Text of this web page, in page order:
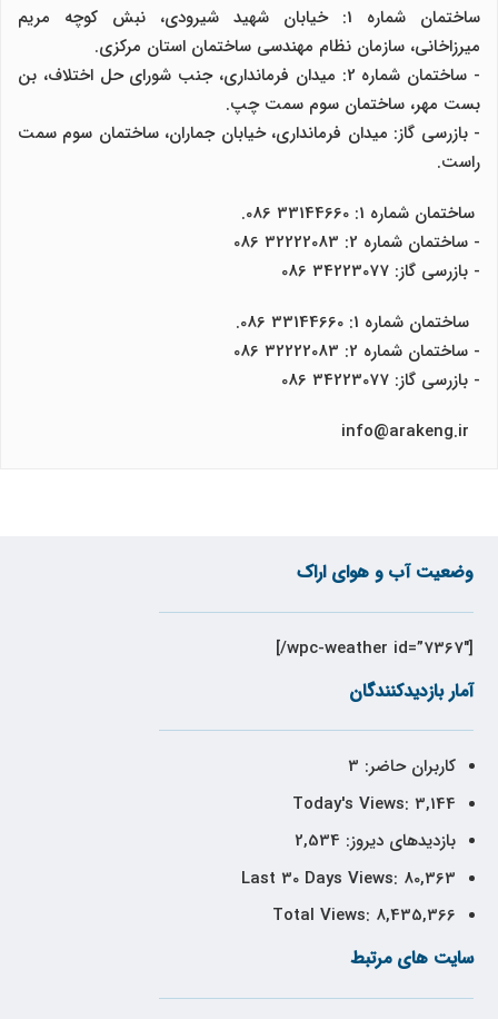
ساختمان شماره 1: خیابان شهید شیرودی، نبش کوچه مریم
میرزاخانی، سازمان نظام مهندسی ساختمان استان مرکزی.
- ساختمان شماره 2: میدان فرمانداری، جنب شورای حل اختلاف، بن
بست مهر، ساختمان سوم سمت چپ.
- بازرسی گاز: میدان فرمانداری، خیابان جماران، ساختمان سوم سمت
راست.
ساختمان شماره 1: 33144660 086.
- ساختمان شماره 2: 32222083 086
- بازرسی گاز: 34223077 086
ساختمان شماره 1: 33144660 086.
- ساختمان شماره 2: 32222083 086
- بازرسی گاز: 34223077 086
وضعیت آب و هوای اراک
[wpc-weather id=”7367″/]
آمار بازدیدکنندگان
کاربران حاضر: 3
Today's Views: 3,144
بازدیدهای دیروز: 2,534
Last 30 Days Views: 80,363
Total Views: 8,435,366
سایت های مرتبط